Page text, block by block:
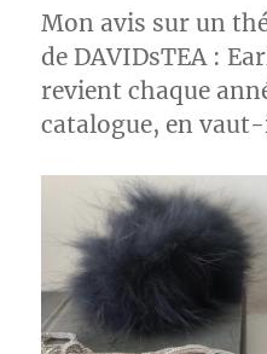
Mon avis sur un
de DAVIDsTEA :
revient chaque
catalogue, en